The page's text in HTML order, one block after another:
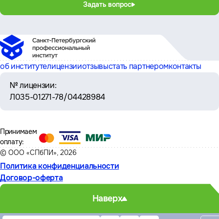
Задать вопрос
об институтелицензииотзывыстать партнеромконтакты
№ лицензии:
Л035-01271-78/04428984
© ООО «СПбПИ», 2026
Политика конфиденциальности
Договор-оферта
Принимаем
оплату:
Наверх